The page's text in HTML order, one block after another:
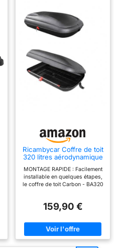
Ricambycar Coffre de toit
320 litres aérodynamique
carbone - avec
fermeture centralisée et
fermeture avant
MONTAGE RAPIDE : Facilement
installable en quelques étapes,
le coffre de toit Carbon - BA320
les sorties. Résistant et durable
de charge avec un volume de
320 litres, fabriqué en plastique
PP résistant aux intempéries.
159,90 €